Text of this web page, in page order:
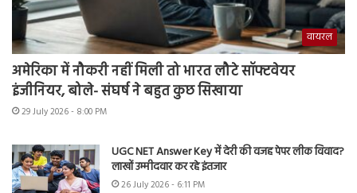
वायरल
अमेरिका में नौकरी नहीं मिली तो भारत लौटे सॉफ्टवेयर
इंजीनियर, बोले- संघर्ष ने बहुत कुछ सिखाया
29 July 2026 - 8:00 PM
UGC NET Answer Key में देरी की वजह पेपर लीक विवाद?
लाखों उम्मीदवार कर रहे इंतजार
26 July 2026 - 6:11 PM